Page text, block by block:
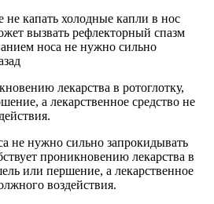
капать холодные капли в нос
вызвать рефлекторный спазм
носа не нужно сильно
лекарства в ротоглотку,
а лекарственное средство не
не нужно сильно запрокидывать
проникновению лекарства в
или першение, а лекарственное
воздействия.